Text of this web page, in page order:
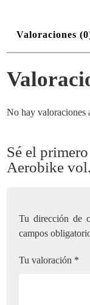
Valoraciones
No hay valoraciones
Sé el
Aerobike
Tu dirección de
campos
Tu valoración *